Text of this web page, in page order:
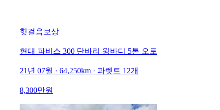
헛걸음보상
현대 파비스 300 단바리 윙바디 5톤 오토
21년 07월 · 64,250km · 파렛트 12개
8,300만원